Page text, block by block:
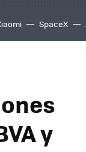
SpaceX
y